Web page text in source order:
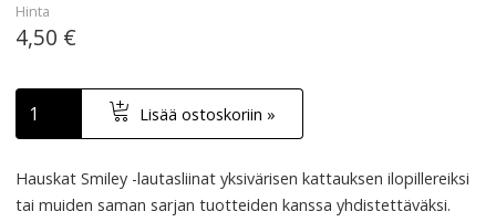
Hinta
4,50 €
Lisää ostoskoriin »
Hauskat Smiley -lautasliinat yksivärisen kattauksen ilopillereiksi
tai muiden saman sarjan tuotteiden kanssa yhdistettäväksi.